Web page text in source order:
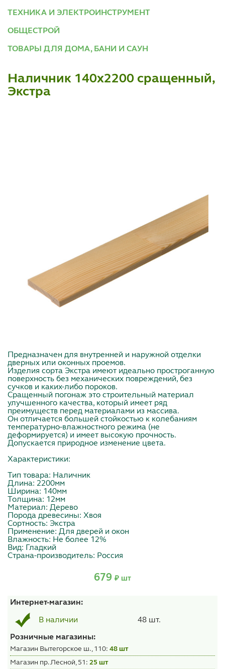
ТЕХНИКА И ЭЛЕКТРОИНСТРУМЕНТ
ОБЩЕСТРОЙ
ТОВАРЫ ДЛЯ ДОМА, БАНИ И САУН
Наличник 140х2200 сращенный,
Экстра
Предназначен для внутренней и наружной отделки
дверных или оконных проемов.
Изделия сорта Экстра имеют идеально простроганную
поверхность без механических повреждений, без
сучков и каких-либо пороков.
Сращенный погонаж это строительный материал
улучшенного качества, который имеет ряд
преимуществ перед материалами из массива.
Он отличается большей стойкостью к колебаниям
температурно-влажностного режима (не
деформируется) и имеет высокую прочность.
Допускается природное изменение цвета.
Характеристики:
Тип товара: Наличник
Длина: 2200мм
Ширина: 140мм
Толщина: 12мм
Материал: Дерево
Порода древесины: Хвоя
Сортность: Экстра
Применение: Для дверей и окон
Влажность: Не более 12%
Вид: Гладкий
Страна-производитель: Россия
679 ₽ шт
Интернет-магазин:
В наличии 48 шт.
Розничные магазины:
Магазин Вытегорское ш., 110: 48 шт
Магазин пр. Лесной, 51: 25 шт